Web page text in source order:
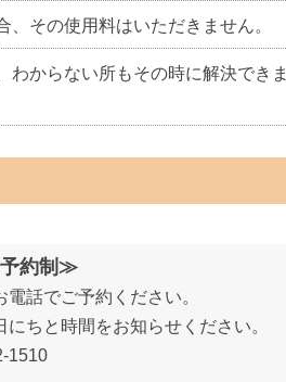
その使用料はいただきません。
からない所もその時に解決できま
約制≫
電話でご予約ください。
にちと時間をお知らせください。
1510